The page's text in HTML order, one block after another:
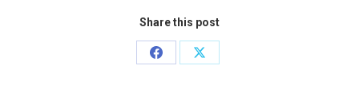
Share this post
Share
Share